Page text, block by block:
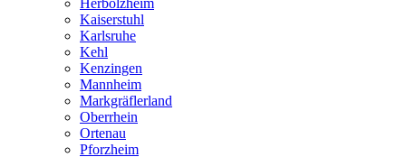
Herbolzheim
Kaiserstuhl
Karlsruhe
Kehl
Kenzingen
Mannheim
Markgräflerland
Oberrhein
Ortenau
Pforzheim